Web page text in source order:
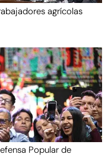
agrícolas
Popular de